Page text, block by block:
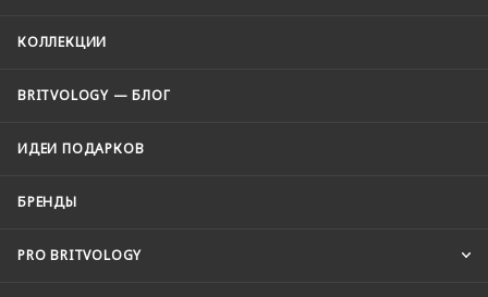
КОЛЛЕКЦИИ
BRITVOLOGY — БЛОГ
ИДЕИ ПОДАРКОВ
БРЕНДЫ
PRO BRITVOLOGY